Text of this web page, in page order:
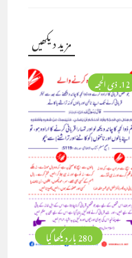
مزید دیکھیں
280 بار دیکھا گیا
12. ذی الحجہ